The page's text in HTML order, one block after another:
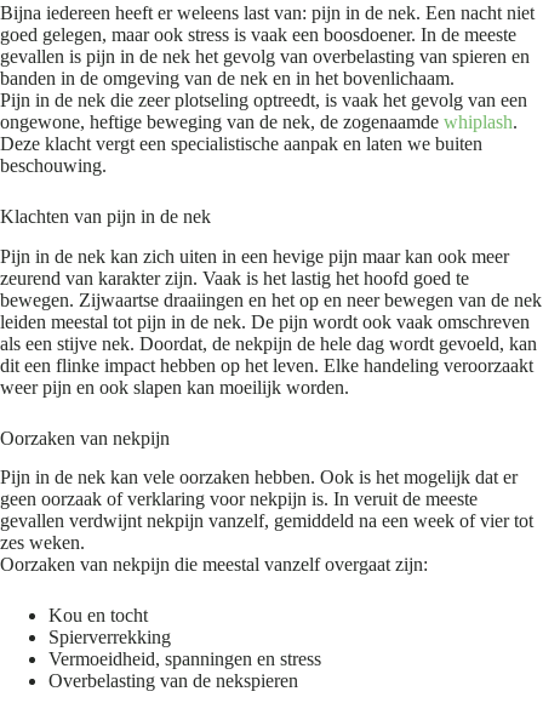
Bijna iedereen heeft er weleens last van: pijn in de nek. Een nacht niet
goed gelegen, maar ook stress is vaak een boosdoener. In de meeste
gevallen is pijn in de nek het gevolg van overbelasting van spieren en
banden in de omgeving van de nek en in het bovenlichaam.
Pijn in de nek die zeer plotseling optreedt, is vaak het gevolg van een
ongewone, heftige beweging van de nek, de zogenaamde whiplash.
Deze klacht vergt een specialistische aanpak en laten we buiten
beschouwing.
Klachten van pijn in de nek
Pijn in de nek kan zich uiten in een hevige pijn maar kan ook meer
zeurend van karakter zijn. Vaak is het lastig het hoofd goed te
bewegen. Zijwaartse draaiingen en het op en neer bewegen van de nek
leiden meestal tot pijn in de nek. De pijn wordt ook vaak omschreven
als een stijve nek. Doordat, de nekpijn de hele dag wordt gevoeld, kan
dit een flinke impact hebben op het leven. Elke handeling veroorzaakt
weer pijn en ook slapen kan moeilijk worden.
Oorzaken van nekpijn
Pijn in de nek kan vele oorzaken hebben. Ook is het mogelijk dat er
geen oorzaak of verklaring voor nekpijn is. In veruit de meeste
gevallen verdwijnt nekpijn vanzelf, gemiddeld na een week of vier tot
zes weken.
Oorzaken van nekpijn die meestal vanzelf overgaat zijn:
Kou en tocht
Spierverrekking
Vermoeidheid, spanningen en stress
Overbelasting van de nekspieren